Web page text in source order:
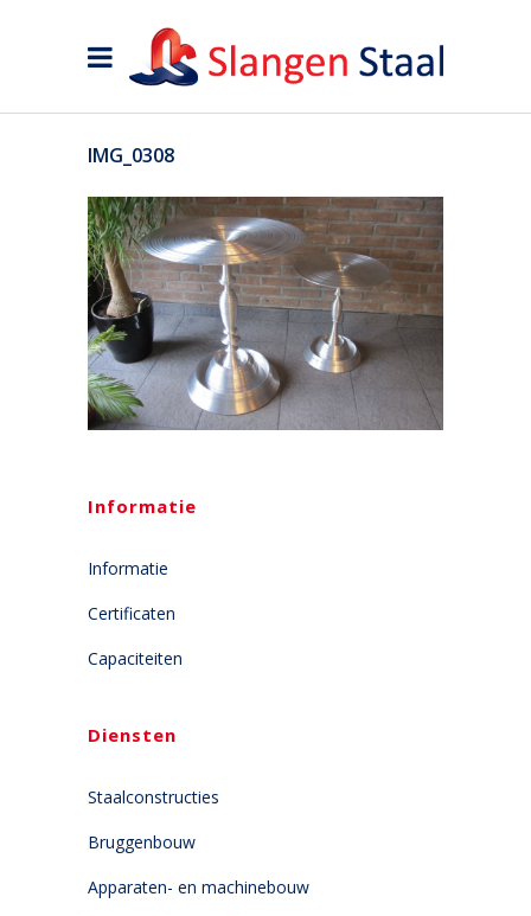
IMG_0308
Informatie
Informatie
Certificaten
Capaciteiten
Diensten
Staalconstructies
Bruggenbouw
Apparaten- en machinebouw